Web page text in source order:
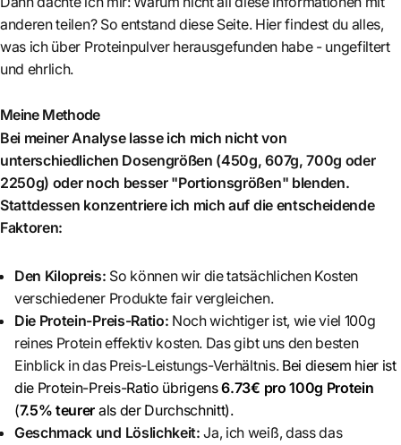
anderen teilen? So entstand diese Seite. Hier findest du alles,
was ich über Proteinpulver herausgefunden habe - ungefiltert
und ehrlich.
Meine Methode
Bei meiner Analyse lasse ich mich nicht von
unterschiedlichen Dosengrößen (450g, 607g, 700g oder
2250g) oder noch besser "Portionsgrößen" blenden.
Stattdessen konzentriere ich mich auf die entscheidende
Faktoren:
Den Kilopreis: So können wir die tatsächlichen Kosten
verschiedener Produkte fair vergleichen.
Die Protein-Preis-Ratio: Noch wichtiger ist, wie viel 100g
reines Protein effektiv kosten. Das gibt uns den besten
Einblick in das Preis-Leistungs-Verhältnis. Bei diesem hier ist
die Protein-Preis-Ratio übrigens6.73€ pro 100g Protein
(7.5% teurer als der Durchschnitt).
Geschmack und Löslichkeit: Ja, ich weiß, dass das